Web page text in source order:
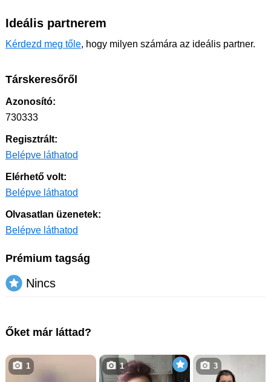
Ideális partnerem
Kérdezd meg tőle, hogy milyen számára az ideális partner.
Társkeresőről
Azonosító:
730333
Regisztrált:
Belépve láthatod
Elérhető volt:
Belépve láthatod
Olvasatlan üzenetek:
Belépve láthatod
Prémium tagság
Nincs
Őket már láttad?
1 1 3